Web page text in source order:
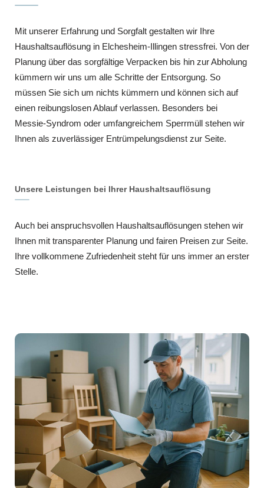
Mit unserer Erfahrung und Sorgfalt gestalten wir Ihre
Haushaltsauflösung in Elchesheim-Illingen stressfrei. Von der
Planung über das sorgfältige Verpacken bis hin zur Abholung
kümmern wir uns um alle Schritte der Entsorgung. So
müssen Sie sich um nichts kümmern und können sich auf
einen reibungslosen Ablauf verlassen. Besonders bei
Messie-Syndrom oder umfangreichem Sperrmüll stehen wir
Ihnen als zuverlässiger Entrümpelungsdienst zur Seite.
Unsere Leistungen bei Ihrer Haushaltsauflösung
Auch bei anspruchsvollen Haushaltsauflösungen stehen wir
Ihnen mit transparenter Planung und fairen Preisen zur Seite.
Ihre vollkommene Zufriedenheit steht für uns immer an erster
Stelle.